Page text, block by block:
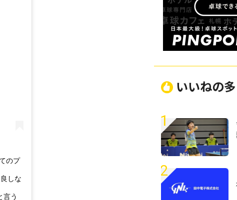
のプ
しな
言う
いいねの
1
2